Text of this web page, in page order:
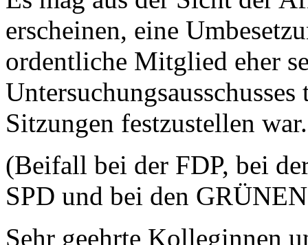
erscheinen, eine
ordentliche Mitglied eher
Sitzungen festzustellen
(Beifall bei der FDP, bei
SPD und bei den
Sehr geehrte Kolleginnen